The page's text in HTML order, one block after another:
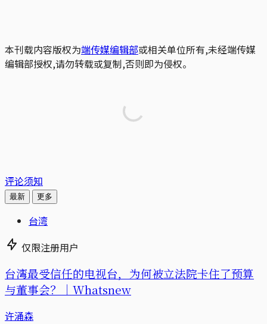
本刊载内容版权为端传媒编辑部或相关单位所有,未经端传媒
编辑部授权,请勿转载或复制,否则即为侵权。
评论须知
最新 更多
台湾
仅限注册用户
台湾最受信任的电视台，为何被立法院卡住了预算
与董事会？｜Whatsnew
许涌森